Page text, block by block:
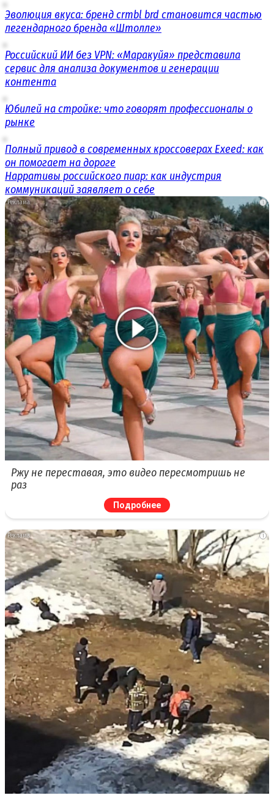
Эволюция вкуса: бренд crmbl brd становится частью
легендарного бренда «Штолле»
Российский ИИ без VPN: «Маракуйя» представила
сервис для анализа документов и генерации
контента
Юбилей на стройке: что говорят профессионалы о
рынке
Полный привод в современных кроссоверах Exeed: как
он помогает на дороге
Нарративы российского пиар: как индустрия
коммуникаций заявляет о себе
i
Ржу не переставая, это видео пересмотришь не
раз
Подробнее
i